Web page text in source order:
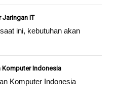
Jaringan IT
ini, kebutuhan akan
Indonesia
Komputer Indonesia